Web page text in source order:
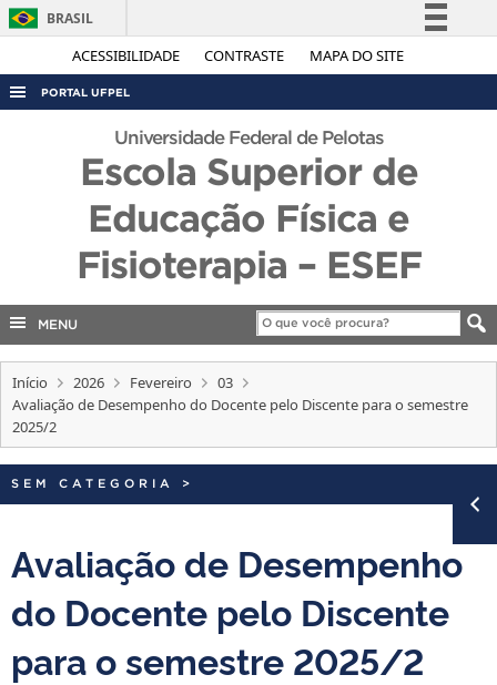
ACESSIBILIDADE CONTRASTE MAPA DO SITE
BRASIL
Simplifique!
Acesso à informação
Legislação
Canais
PORTAL UFPEL
ACESSO À INFORMAÇÃO
AUDITORIA
COBALTO
EDITAIS
INTERNACIONAL
TELEFONES
Universidade Federal de Pelotas
Escola Superior de
Educação Física e
Fisioterapia – ESEF
MENU
Início 2026 Fevereiro
03
Avaliação de Desempenho do Docente pelo Discente para o semestre
2025/2
SEM CATEGORIA >
Avaliação de Desempenho
do Docente pelo Discente
para o semestre 2025/2